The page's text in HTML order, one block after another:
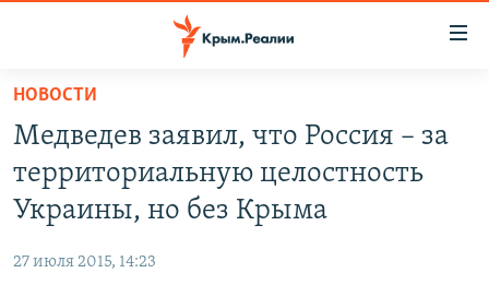
Вернуться
основному
содержанию
Вернутся
главной
СПЕЦПРОЕКТЫ
11 ЛЕТ ОККУПАЦИИ КРЫМА. 11 ИСТОРИЙ СОПРОТИВЛЕНИЯ
ВОДА
ЕЩЕ
НОВОСТИ
Медведев заявил, что Россия – за
территориальную целостность
Украины, но без Крыма
27 июля 2015, 14:23